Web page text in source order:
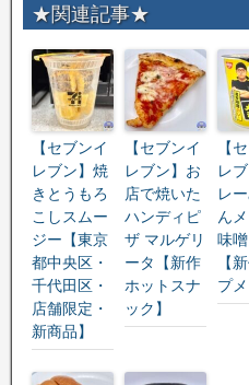
★関連記事★
【セブンイ
レブン】焼
きとうもろ
こしスムー
ジー【東京
都中央区・
千代田区・
店舗限定・
新商品】
【セブンイ
レブン】お
店で焼いた
ハンディピ
ザ マルゲリ
ータ【新作
ホットスナ
ック】
【
レ
レ
ん
味
【
プメ